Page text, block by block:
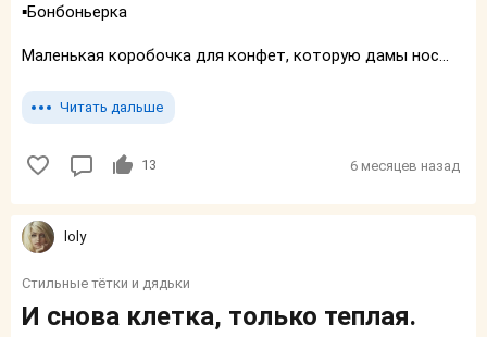
▪️Бонбоньерка
Маленькая коробочка для конфет, которую дамы нос...
Читать дальше
13 6 месяцев назад
loly
Стильные тётки и дядьки
И снова клетка, только теплая.